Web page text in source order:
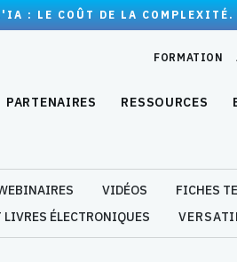
: LE COÛT DE LA COMPLEXITÉ.
FORMATION
PARTENAIRES RESSOURCES
VIDÉOS FICHES
ÉLECTRONIQUES